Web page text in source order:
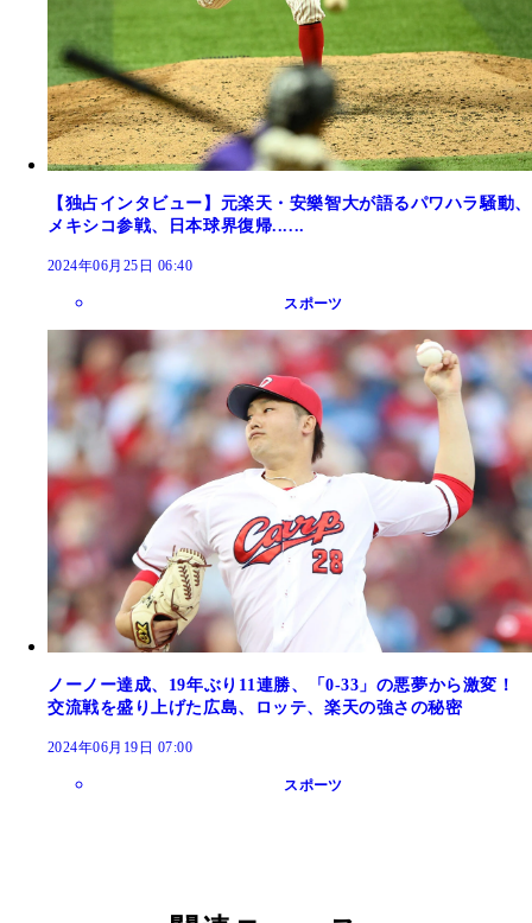
【独占インタビュー】元楽天・安樂智大が語るパワハラ騒動、
メキシコ参戦、日本球界復帰......
2024年06月25日 06:40
スポーツ
ノーノー達成、19年ぶり11連勝、「0-33」の悪夢から激変！
交流戦を盛り上げた広島、ロッテ、楽天の強さの秘密
2024年06月19日 07:00
スポーツ